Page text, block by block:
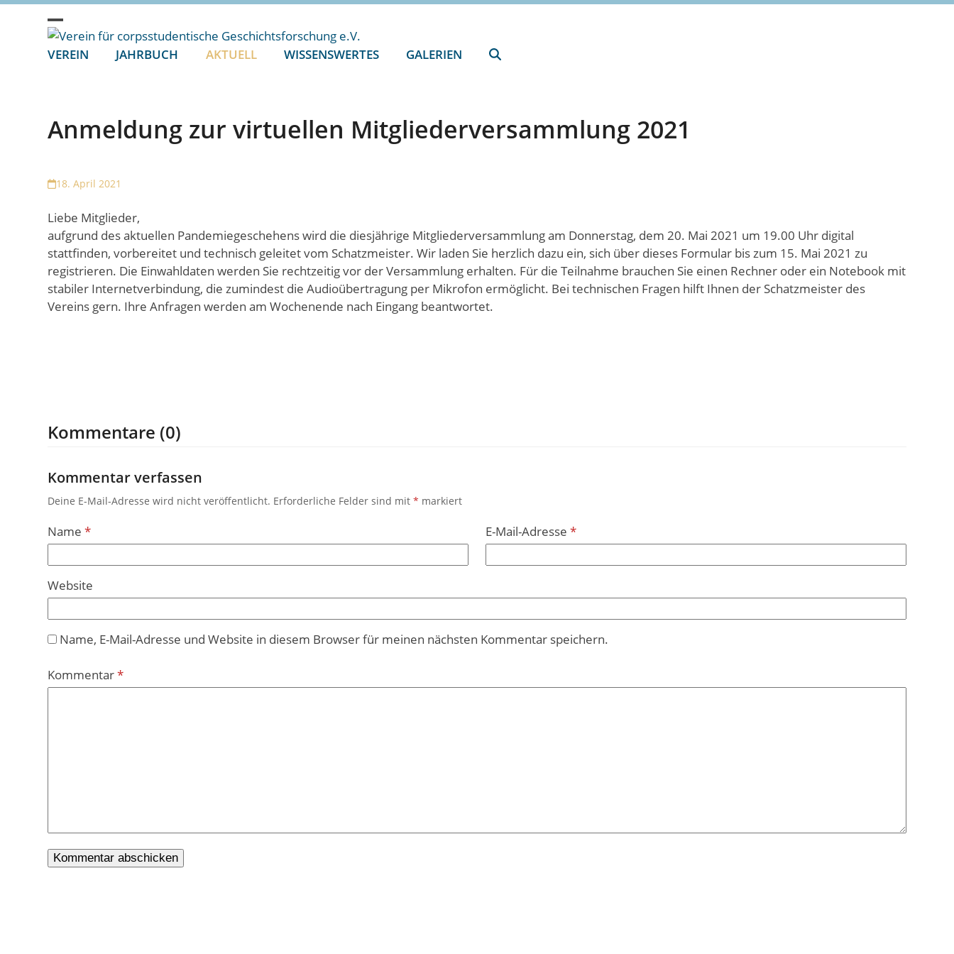
Skip
VEREIN JAHRBUCH AKTUELL WISSENSWERTES GALERIEN
Open
mobile
Close
mobile
Anmeldung zur virtuellen Mitgliederversammlung 2021
18. April 2021
Liebe Mitglieder,
aufgrund des aktuellen Pandemiegeschehens wird die diesjährige Mitgliederversammlung am Donnerstag, dem 20. Mai 2021 um 19.00 Uhr digital
stattfinden, vorbereitet und technisch geleitet vom Schatzmeister. Wir laden Sie herzlich dazu ein, sich über dieses Formular bis zum 15. Mai 2021 zu
registrieren. Die Einwahldaten werden Sie rechtzeitig vor der Versammlung erhalten. Für die Teilnahme brauchen Sie einen Rechner oder ein Notebook mit
stabiler Internetverbindung, die zumindest die Audioübertragung per Mikrofon ermöglicht. Bei technischen Fragen hilft Ihnen der Schatzmeister des
Vereins gern. Ihre Anfragen werden am Wochenende nach Eingang beantwortet.
Kommentare (0)
Kommentar verfassen
Deine E-Mail-Adresse wird nicht veröffentlicht. Erforderliche Felder sind mit* markiert
Name* E-Mail-Adresse*
Website
Name, E-Mail-Adresse und Website in diesem Browser für meinen nächsten Kommentar speichern.
Kommentar*